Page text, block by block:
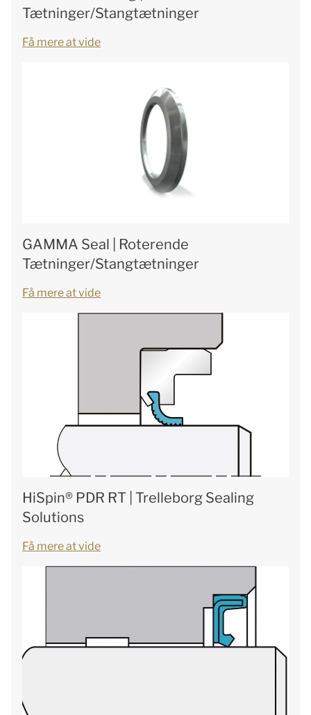
Tætninger/Stangtætninger
Få mere at vide
GAMMA Seal | Roterende
Tætninger/Stangtætninger
Få mere at vide
HiSpin® PDR RT | Trelleborg Sealing
Solutions
Få mere at vide